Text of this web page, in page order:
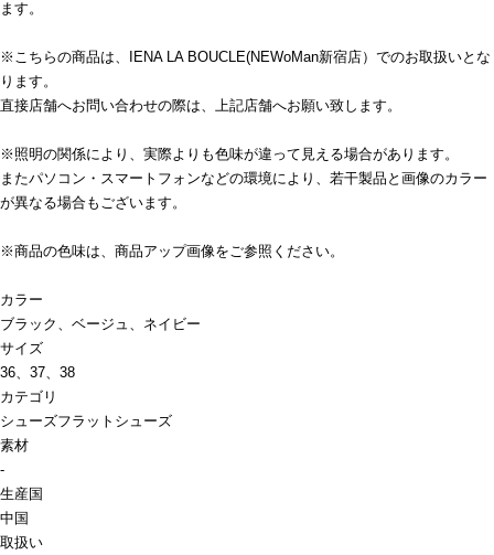
ます。
※こちらの商品は、IENA LA BOUCLE(NEWoMan新宿店）でのお取扱いとな
ります。
直接店舗へお問い合わせの際は、上記店舗へお願い致します。
※照明の関係により、実際よりも色味が違って見える場合があります。
またパソコン・スマートフォンなどの環境により、若干製品と画像のカラー
が異なる場合もございます。
※商品の色味は、商品アップ画像をご参照ください。
カラー
ブラック、ベージュ、ネイビー
サイズ
36、37、38
カテゴリ
シューズフラットシューズ
素材
-
生産国
中国
取扱い